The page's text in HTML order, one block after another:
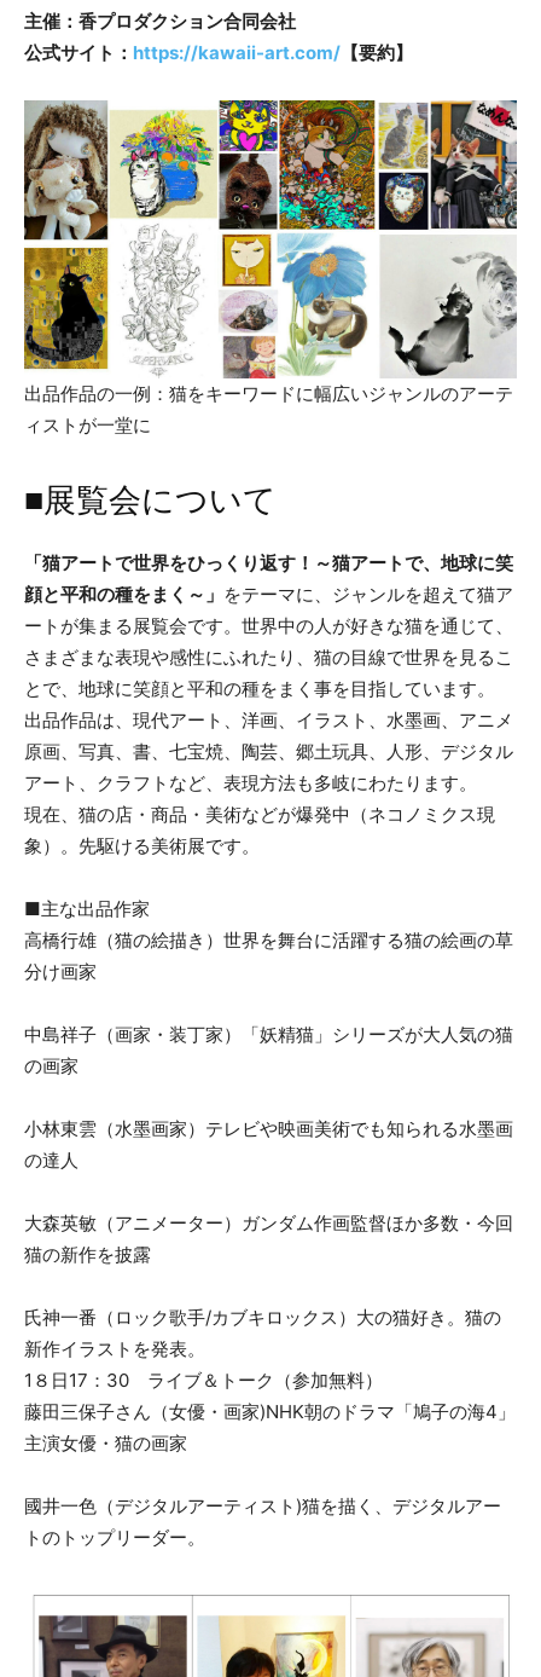
主催：香プロダクション合同会社
公式サイト： https://kawaii-art.com/ 【要約】
出品作品の一例：猫をキーワードに幅広いジャンルのアーテ
ィストが一堂に
■展覧会について
「猫アートで世界をひっくり返す！～猫アートで、地球に笑
顔と平和の種をまく～」 をテーマに、ジャンルを超えて猫ア
ートが集まる展覧会です。世界中の人が好きな猫を通じて、
さまざまな表現や感性にふれたり、猫の目線で世界を見るこ
とで、地球に笑顔と平和の種をまく事を目指しています。
出品作品は、現代アート、洋画、イラスト、水墨画、アニメ
原画、写真、書、七宝焼、陶芸、郷土玩具、人形、デジタル
アート、クラフトなど、表現方法も多岐にわたります。
現在、猫の店・商品・美術などが爆発中（ネコノミクス現
象）。先駆ける美術展です。
■主な出品作家
高橋行雄（猫の絵描き）世界を舞台に活躍する猫の絵画の草
分け画家
中島祥子（画家・装丁家）「妖精猫」シリーズが大人気の猫
の画家
小林東雲（水墨画家）テレビや映画美術でも知られる水墨画
の達人
大森英敏（アニメーター）ガンダム作画監督ほか多数・今回
猫の新作を披露
氏神一番（ロック歌手/カブキロックス）大の猫好き。猫の
新作イラストを発表。
1８日17：30 ライブ＆トーク（参加無料）
藤田三保子さん（女優・画家)NHK朝のドラマ「鳩子の海4」
主演女優・猫の画家
國井一色（デジタルアーティスト)猫を描く、デジタルアー
トのトップリーダー。